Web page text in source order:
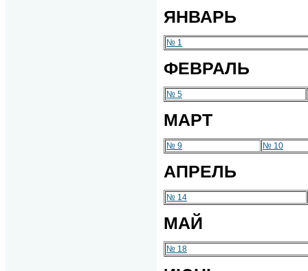
ЯНВАРЬ
№ 1
ФЕВРАЛЬ
№ 5
МАРТ
№ 9 № 10
АПРЕЛЬ
№ 14
МАЙ
№ 18